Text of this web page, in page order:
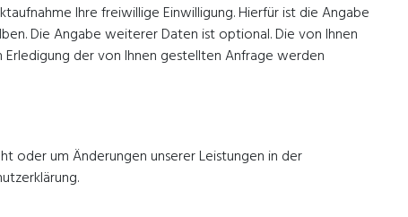
Ihre freiwillige Einwilligung. Hierfür ist die Angabe
Die Angabe weiterer Daten ist optional. Die von Ihnen
der von Ihnen gestellten Anfrage werden
oder um Änderungen unserer Leistungen in der